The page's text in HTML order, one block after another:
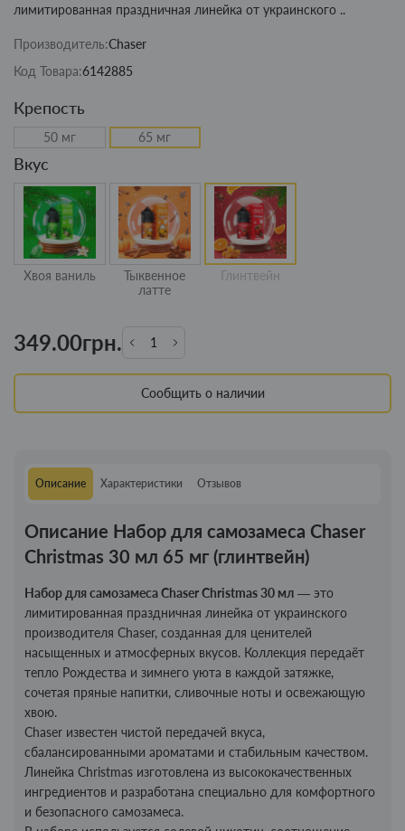
лимитированная праздничная линейка от украинского ..
Производитель:Chaser
Код Товара:6142885
Крепость
50 мг 65 мг
Вкус
Хвоя ваниль
Тыквенное
латте
Глинтвейн
349.00грн.
Сообщить о наличии
Описание Характеристики Отзывов
Описание Набор для самозамеса Chaser
Christmas 30 мл 65 мг (глинтвейн)
Набор для самозамеса Chaser Christmas 30 мл — это
лимитированная праздничная линейка от украинского
производителя Chaser, созданная для ценителей
насыщенных и атмосферных вкусов. Коллекция передаёт
тепло Рождества и зимнего уюта в каждой затяжке,
сочетая пряные напитки, сливочные ноты и освежающую
хвою.
Chaser известен чистой передачей вкуса,
сбалансированными ароматами и стабильным качеством.
Линейка Christmas изготовлена из высококачественных
ингредиентов и разработана специально для комфортного
и безопасного самозамеса.